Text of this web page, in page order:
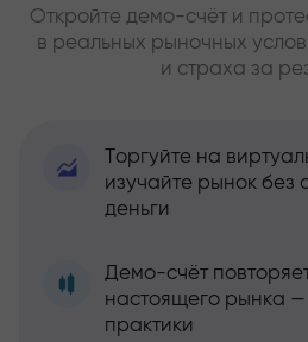
Откройте демо-счёт и
в реальных рыночных
и страха за
Торгуйте на
изучайте рынок без
деньги
Демо-счёт
настоящего рынка
практики